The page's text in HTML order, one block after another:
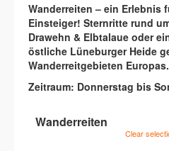
Wanderreiten – ein Erlebnis
Einsteiger! Sternritte rund
Drawehn & Elbtalaue oder
östliche Lüneburger Heide
Wanderreitgebieten Europas.
Zeitraum: Donnerstag bis
Wanderreiten
Clear